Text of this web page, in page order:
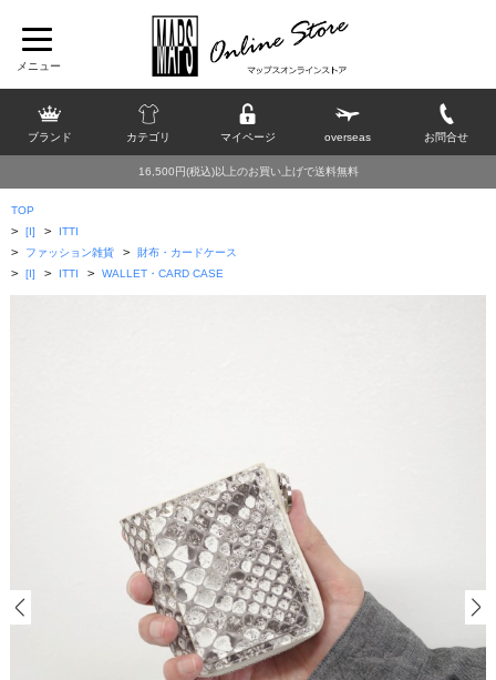
ブランド カテゴリ マイページ overseas お問合せ
16,500円(税込)以上のお買い上げで送料無料
TOP
> [I] > ITTI
> ファッション雑貨 > 財布・カードケース
> [I] > ITTI > WALLET・CARD CASE